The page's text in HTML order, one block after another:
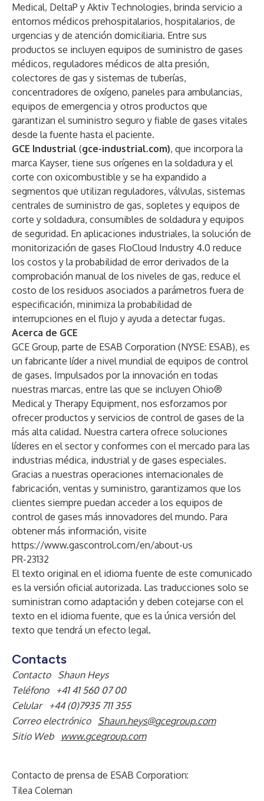
Medical, DeltaP y Aktiv Technologies, brinda servicio a
entornos médicos prehospitalarios, hospitalarios, de
urgencias y de atención domiciliaria. Entre sus
productos se incluyen equipos de suministro de gases
médicos, reguladores médicos de alta presión,
colectores de gas y sistemas de tuberías,
concentradores de oxígeno, paneles para ambulancias,
equipos de emergencia y otros productos que
garantizan el suministro seguro y fiable de gases vitales
desde la fuente hasta el paciente.
GCE Industrial (gce-industrial.com), que incorpora la
marca Kayser, tiene sus orígenes en la soldadura y el
corte con oxicombustible y se ha expandido a
segmentos que utilizan reguladores, válvulas, sistemas
centrales de suministro de gas, sopletes y equipos de
corte y soldadura, consumibles de soldadura y equipos
de seguridad. En aplicaciones industriales, la solución de
monitorización de gases FloCloud Industry 4.0 reduce
los costos y la probabilidad de error derivados de la
comprobación manual de los niveles de gas, reduce el
costo de los residuos asociados a parámetros fuera de
especificación, minimiza la probabilidad de
interrupciones en el flujo y ayuda a detectar fugas.
Acerca de GCE
GCE Group, parte de ESAB Corporation (NYSE: ESAB), es
un fabricante líder a nivel mundial de equipos de control
de gases. Impulsados por la innovación en todas
nuestras marcas, entre las que se incluyen Ohio®
Medical y Therapy Equipment, nos esforzamos por
ofrecer productos y servicios de control de gases de la
más alta calidad. Nuestra cartera ofrece soluciones
líderes en el sector y conformes con el mercado para las
industrias médica, industrial y de gases especiales.
Gracias a nuestras operaciones internacionales de
fabricación, ventas y suministro, garantizamos que los
clientes siempre puedan acceder a los equipos de
control de gases más innovadores del mundo. Para
obtener más información, visite
https://www.gascontrol.com/en/about-us
PR-23132
El texto original en el idioma fuente de este comunicado
es la versión oficial autorizada. Las traducciones solo se
suministran como adaptación y deben cotejarse con el
texto en el idioma fuente, que es la única versión del
texto que tendrá un efecto legal.
Contacts
Contacto
Shaun Heys
Teléfono
+41 41 560 07 00
Celular
+44 (0)7935 711 355
Correo electrónico
Shaun.heys@gcegroup.com
Sitio Web
www.gcegroup.com
Contacto de prensa de ESAB Corporation:
Tilea Coleman